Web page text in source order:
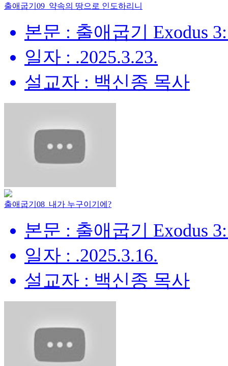
출애굽기09_약속의 땅으로 인도하리니
본문 : 출애굽기 Exodus
일자 : .2025.3.23.
설교자 : 백신종 목사
출애굽기08_내가 누구이기에?
본문 : 출애굽기 Exodus
일자 : .2025.3.16.
설교자 : 백신종 목사